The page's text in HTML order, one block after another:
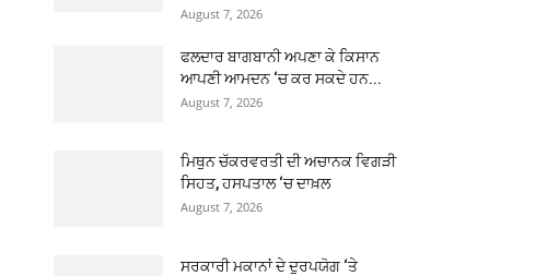
August 7, 2026
ਫਲਦਾਰ ਬਾਗਬਾਨੀ ਅਪਣਾ ਕੇ ਕਿਸਾਨ
ਆਪਣੀ ਆਮਦਨ ‘ਚ ਕਰ ਸਕਦੇ ਹਨ...
August 7, 2026
ਮਿਥੁਨ ਚੱਕਰਵਰਤੀ ਦੀ ਅਚਾਨਕ ਵਿਗੜੀ
ਸਿਹਤ, ਹਸਪਤਾਲ ‘ਚ ਦਾਖ਼ਲ
August 7, 2026
ਸਰਕਾਰੀ ਮਕਾਨਾਂ ਦੇ ਦੁਰਪਯੋਗ ‘ਤੇ